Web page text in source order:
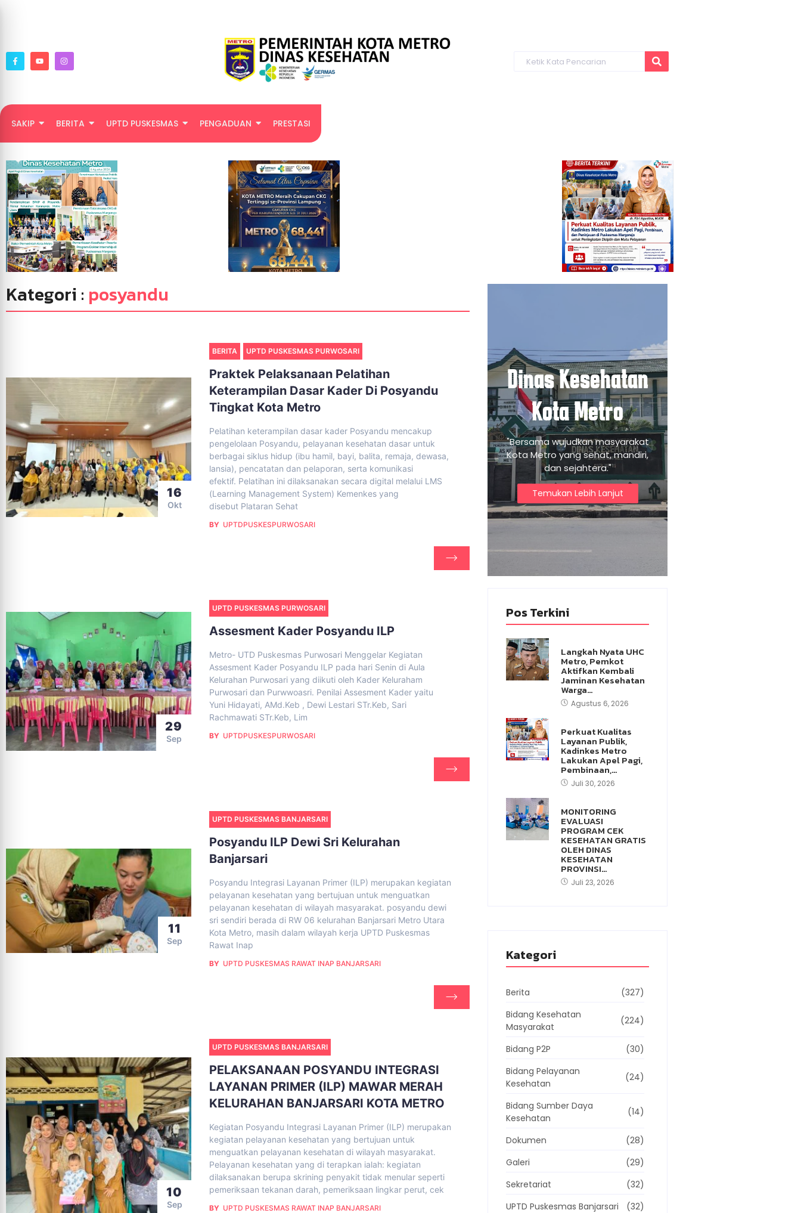
SAKIP BERITA UPTD PUSKESMAS PENGADUAN PRESTASI
Kategori : posyandu
16
Okt
BERITA UPTD PUSKESMAS PURWOSARI
Praktek Pelaksanaan Pelatihan
Keterampilan Dasar Kader Di Posyandu
Tingkat Kota Metro
Pelatihan keterampilan dasar kader Posyandu mencakup
pengelolaan Posyandu, pelayanan kesehatan dasar untuk
berbagai siklus hidup (ibu hamil, bayi, balita, remaja, dewasa,
lansia), pencatatan dan pelaporan, serta komunikasi
efektif. Pelatihan ini dilaksanakan secara digital melalui LMS
(Learning Management System) Kemenkes yang
disebut Plataran Sehat
BY UPTDPUSKESPURWOSARI
29
Sep
UPTD PUSKESMAS PURWOSARI
Assesment Kader Posyandu ILP
Metro- UTD Puskesmas Purwosari Menggelar Kegiatan
Assesment Kader Posyandu ILP pada hari Senin di Aula
Kelurahan Purwosari yang diikuti oleh Kader Keluraham
Purwosari dan Purwwoasri. Penilai Assesment Kader yaitu
Yuni Hidayati, AMd.Keb , Dewi Lestari STr.Keb, Sari
Rachmawati STr.Keb, Lim
BY UPTDPUSKESPURWOSARI
11
Sep
UPTD PUSKESMAS BANJARSARI
Posyandu ILP Dewi Sri Kelurahan
Banjarsari
Posyandu Integrasi Layanan Primer (ILP) merupakan kegiatan
pelayanan kesehatan yang bertujuan untuk menguatkan
pelayanan kesehatan di wilayah masyarakat. posyandu dewi
sri sendiri berada di RW 06 kelurahan Banjarsari Metro Utara
Kota Metro, masih dalam wilayah kerja UPTD Puskesmas
Rawat Inap
BY UPTD PUSKESMAS RAWAT INAP BANJARSARI
10
Sep
UPTD PUSKESMAS BANJARSARI
PELAKSANAAN POSYANDU INTEGRASI
LAYANAN PRIMER (ILP) MAWAR MERAH
KELURAHAN BANJARSARI KOTA METRO
Kegiatan Posyandu Integrasi Layanan Primer (ILP) merupakan
kegiatan pelayanan kesehatan yang bertujuan untuk
menguatkan pelayanan kesehatan di wilayah masyarakat.
Pelayanan kesehatan yang di terapkan ialah: kegiatan
dilaksanakan berupa skrining penyakit tidak menular seperti
pemeriksaan tekanan darah, pemeriksaan lingkar perut, cek
BY UPTD PUSKESMAS RAWAT INAP BANJARSARI
Dinas Kesehatan
Kota Metro
"Bersama wujudkan masyarakat
Kota Metro yang sehat, mandiri,
dan sejahtera."
Temukan Lebih Lanjut
Pos Terkini
Langkah Nyata UHC
Metro, Pemkot
Aktifkan Kembali
Jaminan Kesehatan
Warga…
Agustus 6, 2026
Perkuat Kualitas
Layanan Publik,
Kadinkes Metro
Lakukan Apel Pagi,
Pembinaan,…
Juli 30, 2026
MONITORING
EVALUASI
PROGRAM CEK
KESEHATAN GRATIS
OLEH DINAS
KESEHATAN
PROVINSI…
Juli 23, 2026
Kategori
Berita
(327)
Bidang Kesehatan
Masyarakat
(224)
Bidang P2P
(30)
Bidang Pelayanan
Kesehatan
(24)
Bidang Sumber Daya
Kesehatan
(14)
Dokumen
(28)
Galeri
(29)
Sekretariat
(32)
UPTD Puskesmas Banjarsari
(32)